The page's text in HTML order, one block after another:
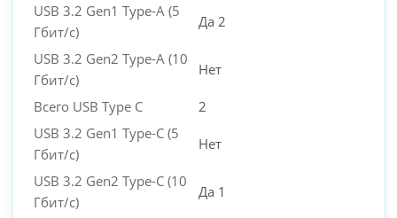
USB 3.2 Gen1 Type-A (5
Гбит/с)
Да 2
USB 3.2 Gen2 Type-A (10
Гбит/с)
Нет
Всего USB Type C
2
USB 3.2 Gen1 Type-C (5
Гбит/с)
Нет
USB 3.2 Gen2 Type-C (10
Гбит/с)
Да 1